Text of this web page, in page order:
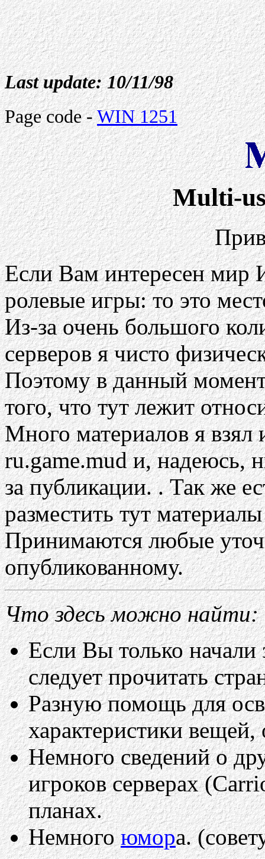
Last update:10/11/98
Page code -WIN 1251
Multi-
Если Вам интересен мир
ролевые игры: то это
Из-за очень большого
серверов я чисто
Поэтому в данный
того, что тут лежит
Много материалов я
ru.game.mud и, надеюсь,
за публикации. . Так же
разместить тут
Принимаются любые
опубликованному.
Что здесь можно найти:
Если Вы только
следует прочитать
Разную помощь для
характеристики
Немного сведений о
игроков серверах
планах.
Немногоюмора.